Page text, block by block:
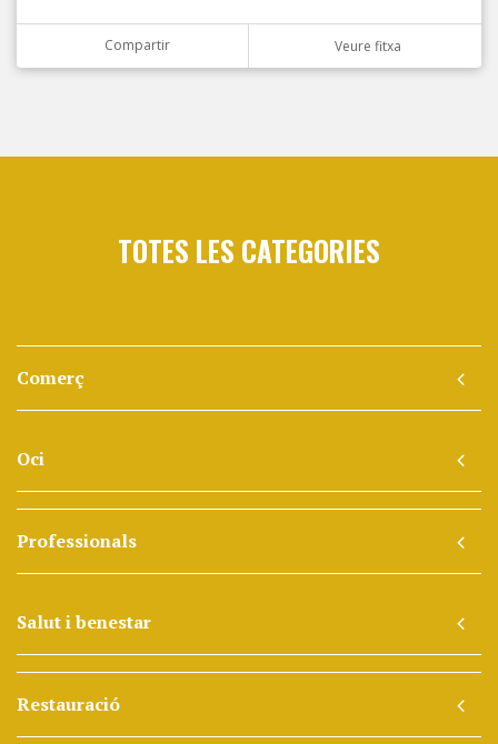
Compartir Veure fitxa
TOTES LES CATEGORIES
Comerç
Oci
Professionals
Salut i benestar
Restauració